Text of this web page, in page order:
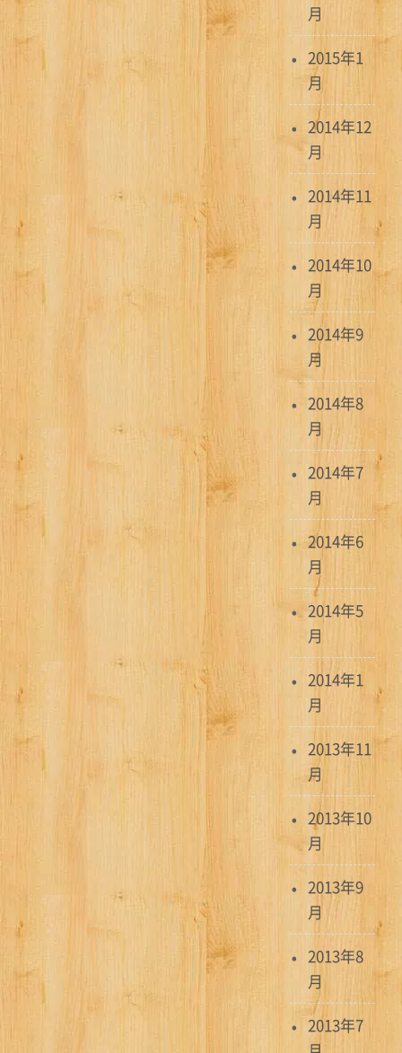
月
2015年1
月
2014年12
月
2014年11
月
2014年10
月
2014年9
月
2014年8
月
2014年7
月
2014年6
月
2014年5
月
2014年1
月
2013年11
月
2013年10
月
2013年9
月
2013年8
月
2013年7